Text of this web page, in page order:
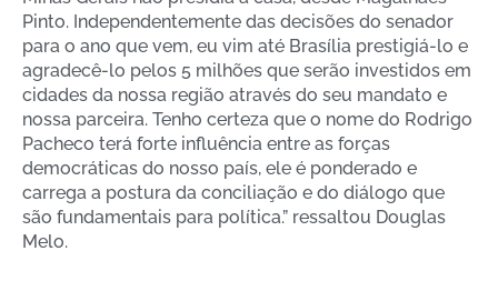
Pinto. Independentemente das decisões do senador
para o ano que vem, eu vim até Brasília prestigiá-lo e
agradecê-lo pelos 5 milhões que serão investidos em
cidades da nossa região através do seu mandato e
nossa parceira. Tenho certeza que o nome do Rodrigo
Pacheco terá forte influência entre as forças
democráticas do nosso país, ele é ponderado e
carrega a postura da conciliação e do diálogo que
são fundamentais para política.” ressaltou Douglas
Melo.